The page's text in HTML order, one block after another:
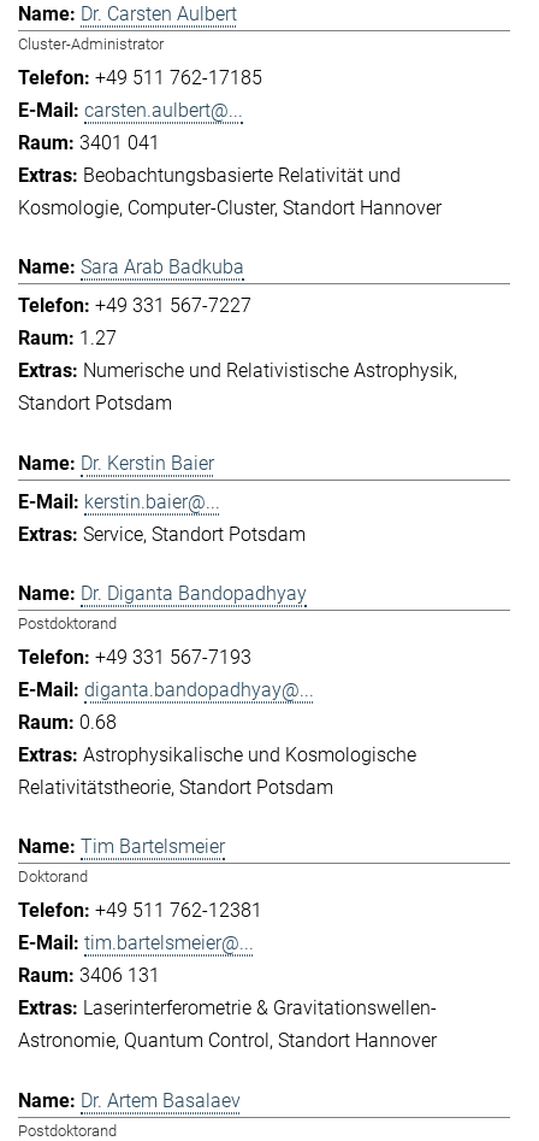
Dr. Carsten Aulbert
Cluster-Administrator
+49 511 762-17185
carsten.aulbert@...
3401 041
Beobachtungsbasierte Relativität und
Kosmologie Computer-Cluster Standort Hannover
Sara Arab Badkuba
+49 331 567-7227
1.27
Numerische und Relativistische Astrophysik
Standort Potsdam
Dr. Kerstin Baier
kerstin.baier@...
Service Standort Potsdam
Dr. Diganta Bandopadhyay
Postdoktorand
+49 331 567-7193
diganta.bandopadhyay@...
0.68
Astrophysikalische und Kosmologische
Relativitätstheorie Standort Potsdam
Tim Bartelsmeier
Doktorand
+49 511 762-12381
tim.bartelsmeier@...
3406 131
Laserinterferometrie & Gravitationswellen-
Astronomie Quantum Control Standort Hannover
Dr. Artem Basalaev
Postdoktorand